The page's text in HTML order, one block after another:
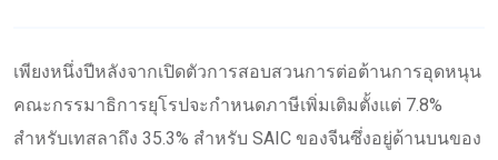
เพียงหนึ่งปีหลังจากเปิดตัวการสอบสวนการต่อต้านการอุดหนุน
คณะกรรมาธิการยุโรปจะกำหนดภาษีเพิ่มเติมตั้งแต่ 7.8%
สำหรับเทสลาถึง 35.3% สำหรับ SAIC ของจีนซึ่งอยู่ด้านบนของ